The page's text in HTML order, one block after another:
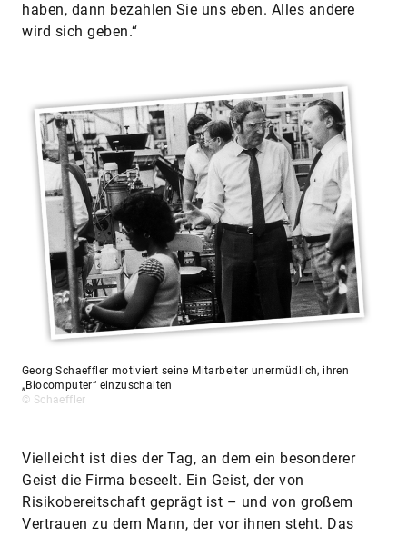
haben, dann bezahlen Sie uns eben. Alles andere
wird sich geben.“
Georg Schaeffler motiviert seine Mitarbeiter unermüdlich, ihren
„Biocomputer“ einzuschalten
© Schaeffler
Vielleicht ist dies der Tag, an dem ein besonderer
Geist die Firma beseelt. Ein Geist, der von
Risikobereitschaft geprägt ist – und von großem
Vertrauen zu dem Mann, der vor ihnen steht. Das